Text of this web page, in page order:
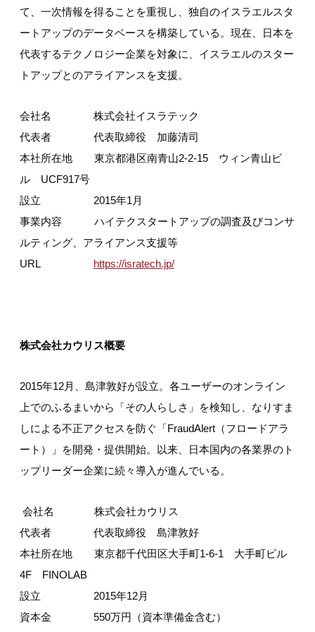
て、一次情報を得ることを重視し、独自のイスラエルスタ
ートアップのデータベースを構築している。現在、日本を
代表するテクノロジー企業を対象に、イスラエルのスター
トアップとのアライアンスを支援。
会社名 株式会社イスラテック
代表者 代表取締役 加藤清司
本社所在地 東京都港区南青山2-2-15 ウィン青山ビ
ル UCF917号
設立 2015年1月
事業内容 ハイテクスタートアップの調査及びコンサ
ルティング、アライアンス支援等
URL https://isratech.jp/
株式会社カウリス概要
2015年12月、島津敦好が設立。各ユーザーのオンライン
上でのふるまいから「その人らしさ」を検知し、なりすま
しによる不正アクセスを防ぐ「FraudAlert（フロードアラ
ート）」を開発・提供開始。以来、日本国内の各業界のト
ップリーダー企業に続々導入が進んでいる。
会社名 株式会社カウリス
代表者 代表取締役 島津敦好
本社所在地 東京都千代田区大手町1-6-1 大手町ビル
4F FINOLAB
設立 2015年12月
資本金 550万円（資本準備金含む）